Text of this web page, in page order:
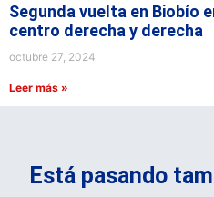
Segunda vuelta en Biobío
centro derecha y derecha
octubre 27, 2024
Leer más »
Está pasando